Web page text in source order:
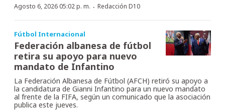
Agosto 6, 2026 05:02 p. m. · Redacción D10
Fútbol Internacional
Federación albanesa de fútbol
retira su apoyo para nuevo
mandato de Infantino
La Federación Albanesa de Fútbol (AFCH) retiró su apoyo a
la candidatura de Gianni Infantino para un nuevo mandato
al frente de la FIFA, según un comunicado que la asociación
publica este jueves.